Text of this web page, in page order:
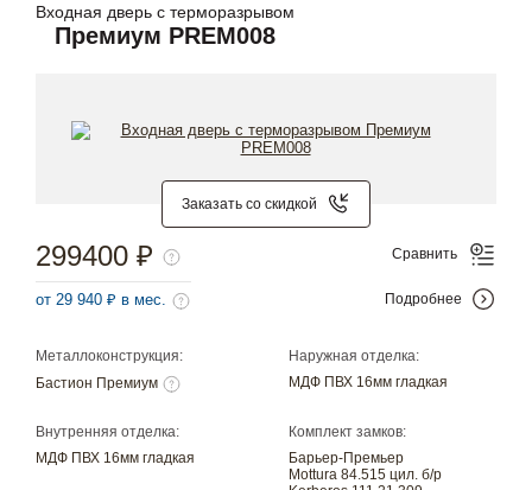
Входная дверь с терморазрывом
Премиум PREM008
Заказать со скидкой
Металлоконструкция:
Бастион Премиум
Наружная отделка:
МДФ ПВХ 16мм гладкая
Внутренняя отделка:
МДФ ПВХ 16мм гладкая
Комплект замков:
Барьер-Премьер
Mottura 84.515 цил. б/р
299400 ₽
от 29 940 ₽ в мес.
Сравнить
Подробнее